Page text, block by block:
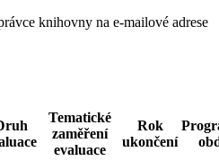
knihovny na e-mailové adrese
Tematické
zaměření
evaluace
Rok
ukončení